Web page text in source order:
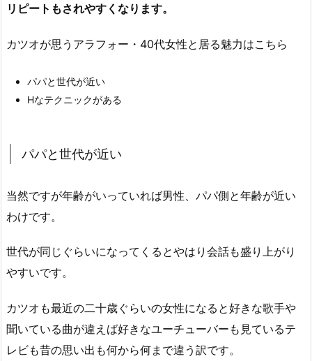
リピートもされやすくなります。
カツオが思うアラフォー・40代女性と居る魅力はこちら
パパと世代が近い
Hなテクニックがある
パパと世代が近い
当然ですが年齢がいっていれば男性、パパ側と年齢が近い
わけです。
世代が同じぐらいになってくるとやはり会話も盛り上がり
やすいです。
カツオも最近の二十歳ぐらいの女性になると好きな歌手や
聞いている曲が違えば好きなユーチューバーも見ているテ
レビも昔の思い出も何から何まで違う訳です。